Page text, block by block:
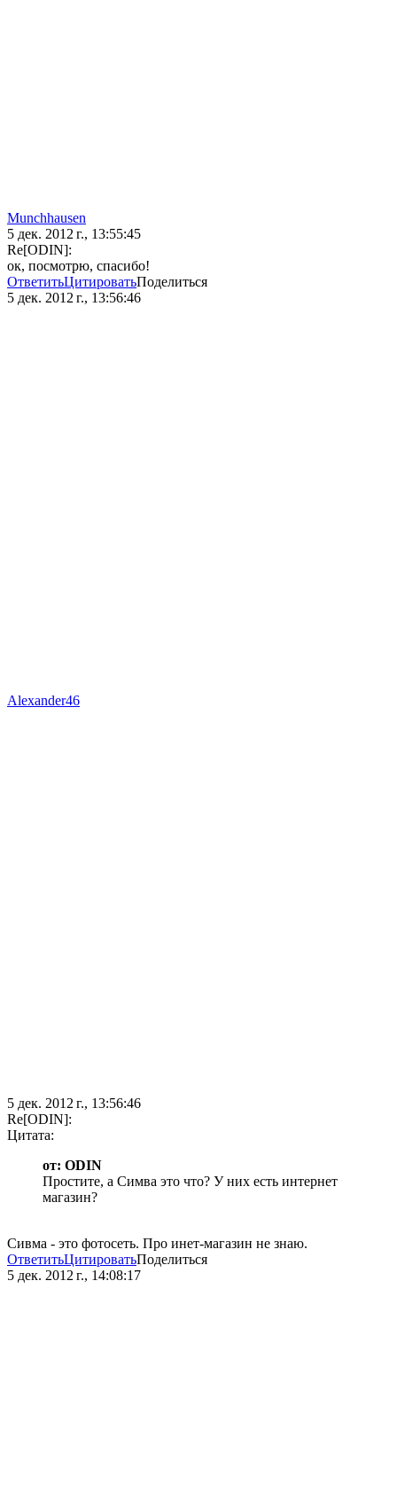
Munchhausen
5 дек. 2012 г., 13:55:45
Re[ODIN]:
ок, посмотрю, спасибо!
ОтветитьЦитироватьПоделиться
5 дек. 2012 г., 13:56:46
Alexander46
5 дек. 2012 г., 13:56:46
Re[ODIN]:
Цитата:
от: ODIN
Простите, а Симва это что? У них есть интернет
магазин?
Сивма - это фотосеть. Про инет-магазин не знаю.
ОтветитьЦитироватьПоделиться
5 дек. 2012 г., 14:08:17